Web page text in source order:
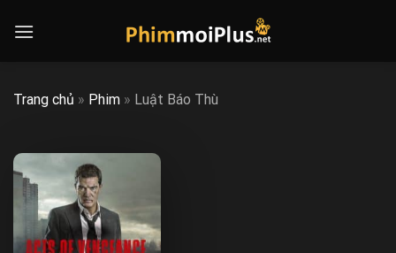
Trang chủ » Phim » Luật Báo Thù